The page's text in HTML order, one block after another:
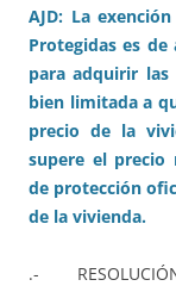
AJD: La
Protegidas es
para adquirir las
bien limitada a
precio de la
supere el precio
de protección
de la vivienda.
.-